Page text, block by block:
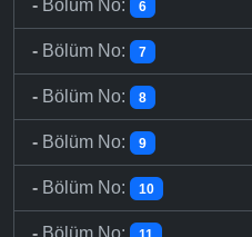
- Bölüm No: 6
- Bölüm No: 7
- Bölüm No: 8
- Bölüm No: 9
- Bölüm No: 10
- Bölüm No: